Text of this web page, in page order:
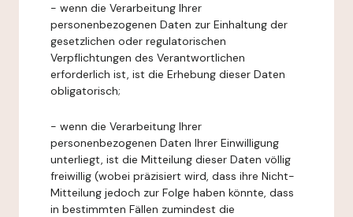
- wenn die Verarbeitung Ihrer
personenbezogenen Daten zur Einhaltung der
gesetzlichen oder regulatorischen
Verpflichtungen des Verantwortlichen
erforderlich ist, ist die Erhebung dieser Daten
obligatorisch;
- wenn die Verarbeitung Ihrer
personenbezogenen Daten Ihrer Einwilligung
unterliegt, ist die Mitteilung dieser Daten völlig
freiwillig (wobei präzisiert wird, dass ihre Nicht-
Mitteilung jedoch zur Folge haben könnte, dass
in bestimmten Fällen zumindest die